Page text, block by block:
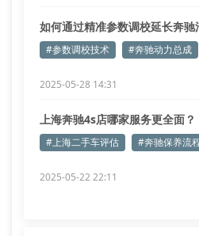
如何通过精准参数调校延长奔驰
#参数调校技术 #奔驰动力总成
2025-05-28 14:31
上海奔驰4s店哪家服务更全面？
#上海二手车评估 #奔驰保养流
2025-05-22 22:11